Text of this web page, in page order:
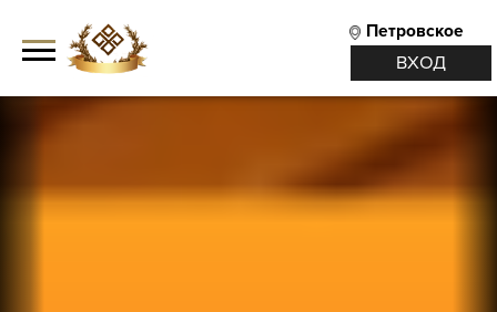
Петровское
ВХОД